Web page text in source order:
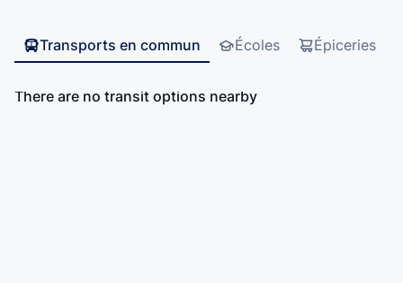
Transports en commun Écoles Épiceries
There are no transit options nearby